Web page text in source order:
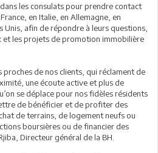
les consulats pour prendre contact
en Italie, en Allemagne, en
Unis, afin de répondre à leurs questions,
et les projets de promotion immobilière
proches de nos clients, qui réclament de
une écoute active et plus de
se déplace pour nos fidèles résidents
de bénéficier et de profiter des
de terrains, de logement neufs ou
boursières ou de financier des
Directeur général de la BH.